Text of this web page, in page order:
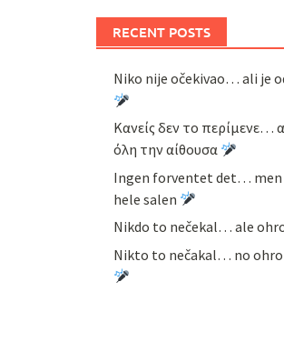
RECENT POSTS
Niko nije očekivao… ali je
Κανείς δεν το περίμενε…
όλη την αίθουσα
Ingen forventet det… men
hele salen
Nikdo to nečekal… ale
Nikto to nečakal… no